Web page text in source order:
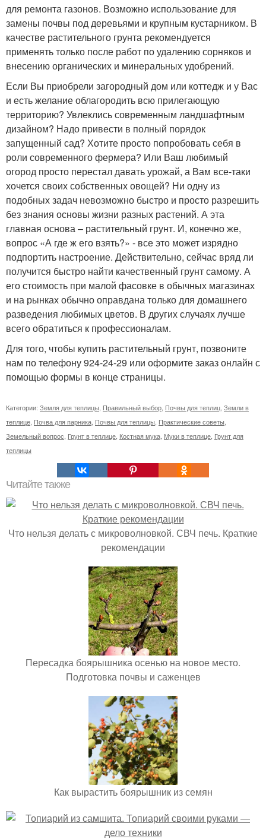
для ремонта газонов. Возможно использование для
замены почвы под деревьями и крупным кустарником. В
качестве растительного грунта рекомендуется
применять только после работ по удалению сорняков и
внесению органических и минеральных удобрений.
Если Вы приобрели загородный дом или коттедж и у Вас
и есть желание облагородить всю прилегающую
территорию? Увлеклись современным ландшафтным
дизайном? Надо привести в полный порядок
запущенный сад? Хотите просто попробовать себя в
роли современного фермера? Или Ваш любимый
огород просто перестал давать урожай, а Вам все-таки
хочется своих собственных овощей? Ни одну из
подобных задач невозможно быстро и просто разрешить
без знания основы жизни разных растений. А эта
главная основа – растительный грунт. И, конечно же,
вопрос «А где ж его взять?» - все это может изрядно
подпортить настроение. Действительно, сейчас вряд ли
получится быстро найти качественный грунт самому. А
его стоимость при малой фасовке в обычных магазинах
и на рынках обычно оправдана только для домашнего
разведения любимых цветов. В других случаях лучше
всего обратиться к профессионалам.
Для того, чтобы купить растительный грунт, позвоните
нам по телефону 924-24-29 или оформите заказ онлайн с
помощью формы в конце страницы.
Категории: Земля для теплицы Правильный выбор Почвы для теплиц Земли в
теплице Почва для парника Почвы для теплицы Практические советы
Земельный вопрос Грунт в теплице Костная мука Муки в теплице Грунт для
теплицы
Читайте также
Что нельзя делать с микроволновкой. СВЧ печь. Краткие
рекомендации
Пересадка боярышника осенью на новое место.
Подготовка почвы и саженцев
Как вырастить боярышник из семян